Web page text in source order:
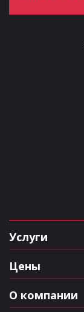
О компании
Услуги
Цены